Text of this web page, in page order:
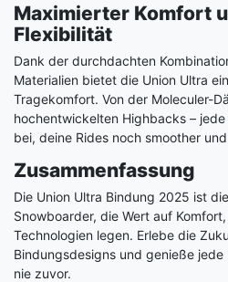
Maximierter Komfort
Flexibilität
Dank der durchdachten
Materialien bietet die Union Ultra
Tragekomfort. Von der Moleculer-
hochentwickelten Highbacks –
bei, deine Rides noch smoother
Zusammenfassung
Die Union Ultra Bindung 2025 ist
Snowboarder, die Wert auf
Technologien legen. Erlebe die
Bindungsdesigns und genieße
nie zuvor.